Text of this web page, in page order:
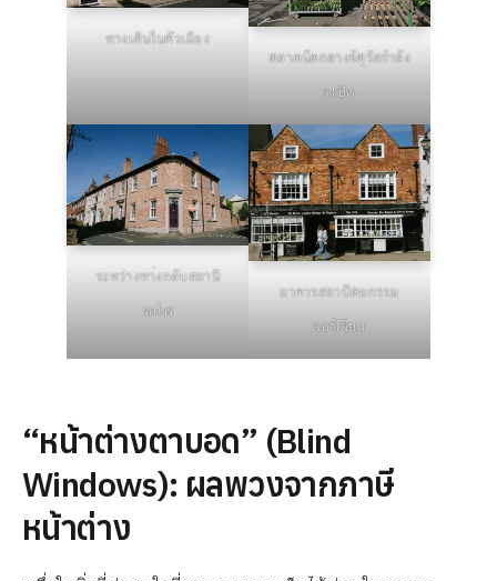
ทางเดินในตัวเมือง
ตลาดนัดกลางจัตุรัสกำลัง
จะปิด
ระหว่างทา่งกลับสถานี
รถไฟ
อาคารสถาปัตยกรรม
จอร์เจียน
“หน้าต่างตาบอด” (Blind
Windows): ผลพวงจากภาษี
หน้าต่าง